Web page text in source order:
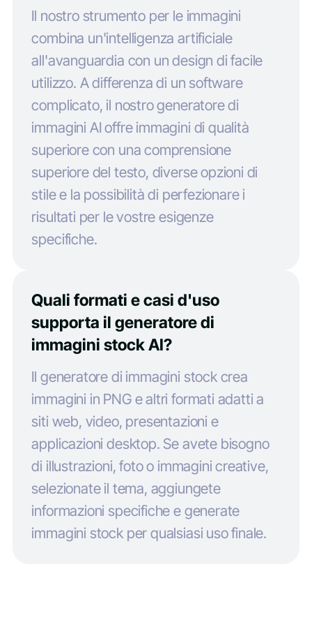
Il nostro strumento per le immagini
combina un'intelligenza artificiale
all'avanguardia con un design di facile
utilizzo. A differenza di un software
complicato, il nostro generatore di
immagini AI offre immagini di qualità
superiore con una comprensione
superiore del testo, diverse opzioni di
stile e la possibilità di perfezionare i
risultati per le vostre esigenze
specifiche.
Quali formati e casi d'uso
supporta il generatore di
immagini stock AI?
Il generatore di immagini stock crea
immagini in PNG e altri formati adatti a
siti web, video, presentazioni e
applicazioni desktop. Se avete bisogno
di illustrazioni, foto o immagini creative,
selezionate il tema, aggiungete
informazioni specifiche e generate
immagini stock per qualsiasi uso finale.